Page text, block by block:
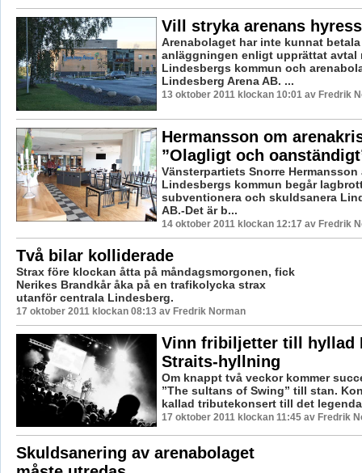
Vill stryka arenans
Arenabolaget har inte kunnat
anläggningen enligt upprättat avtal
Lindesbergs kommun och
Lindesberg Arena AB. ...
13 oktober 2011 klockan 10:01 av Fredrik
Hermansson om
”Olagligt och
Vänsterpartiets Snorre Hermansson
Lindesbergs kommun begår
subventionera och skuldsanera
AB.-Det är b...
14 oktober 2011 klockan 12:17 av Fredrik
Två bilar kolliderade
Strax före klockan åtta på måndagsmorgonen, fick
Nerikes Brandkår åka på en trafikolycka strax
utanför centrala Lindesberg.
17 oktober 2011 klockan 08:13 av Fredrik Norman
Vinn fribiljetter till hyllad
Straits-hyllning
Om knappt två veckor kommer
”The sultans of Swing” till stan.
kallad tributekonsert till det
17 oktober 2011 klockan 11:45 av Fredrik
Skuldsanering av arenabolaget